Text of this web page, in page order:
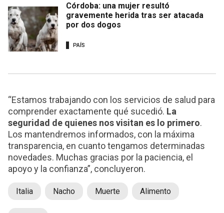
Córdoba: una mujer resultó
gravemente herida tras ser atacada
por dos dogos
PAÍS
“Estamos trabajando con los servicios de salud para
comprender exactamente qué sucedió. La
seguridad de quienes nos visitan es lo primero.
Los mantendremos informados, con la máxima
transparencia, en cuanto tengamos determinadas
novedades. Muchas gracias por la paciencia, el
apoyo y la confianza”, concluyeron.
Italia Nacho Muerte Alimento